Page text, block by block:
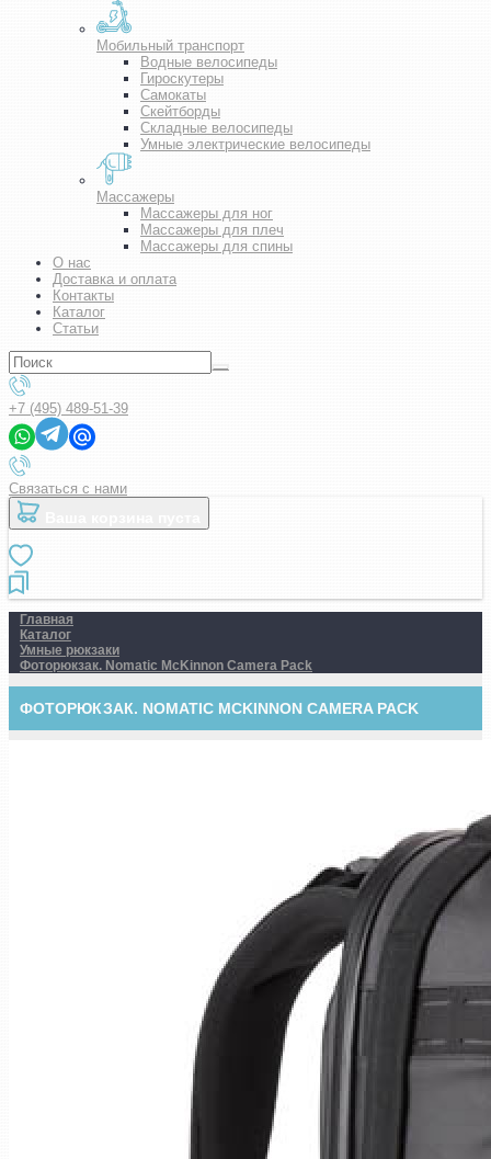
Мобильный транспорт
Водные велосипеды
Гироскутеры
Самокаты
Скейтборды
Складные велосипеды
Умные электрические велосипеды
Массажеры
Массажеры для ног
Массажеры для плеч
Массажеры для спины
О нас
Доставка и оплата
Контакты
Каталог
Статьи
+7 (495) 489-51-39
Связаться с нами
Главная
Каталог
Умные рюкзаки
Фоторюкзак. Nomatic McKinnon Camera Pack
ФОТОРЮКЗАК. NOMATIC MCKINNON CAMERA PACK